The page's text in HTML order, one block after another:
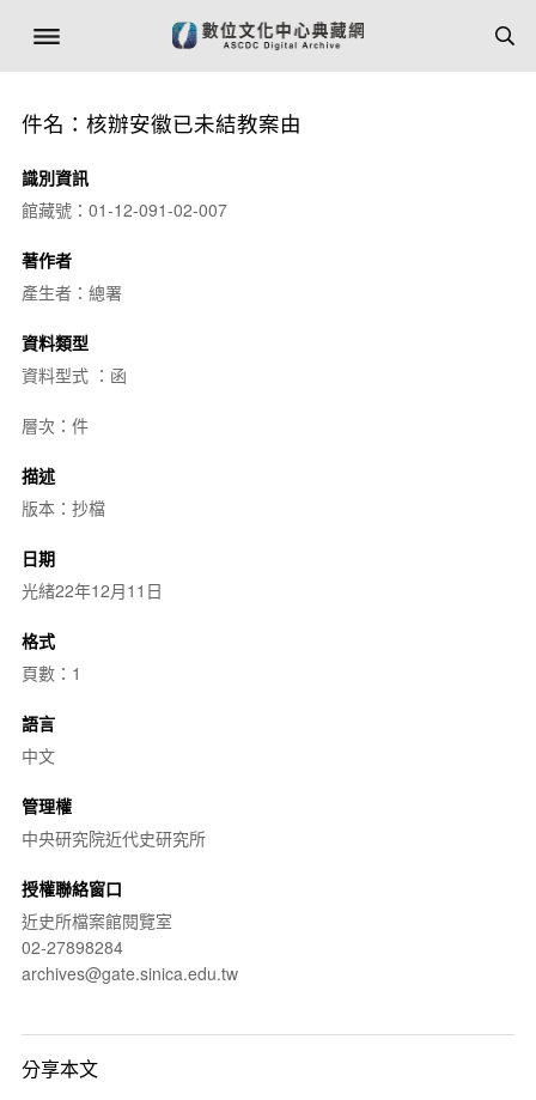
件名：核辦安徽已未結教案由
識別資訊
館藏號：01-12-091-02-007
著作者
產生者：總署
資料類型
資料型式 ：函
層次：件
描述
版本：抄檔
日期
光緒22年12月11日
格式
頁數：1
語言
中文
管理權
中央研究院近代史研究所
授權聯絡窗口
近史所檔案館閱覽室
02-27898284
archives@gate.sinica.edu.tw
分享本文